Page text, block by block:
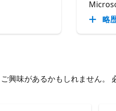
略
興味があるかもしれません。